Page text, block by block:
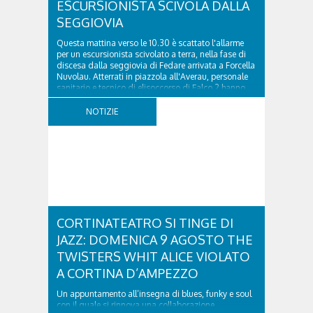
ESCURSIONISTA SCIVOLA DALLA
SEGGIOVIA
Questa mattina verso le 10.30 è scattato l'allarme
per un escursionista scivolato a terra, nella fase di
discesa dalla seggiovia di Fedare arrivata a Forcella
Nuvolau. Atterrati in piazzola all'Averau, personale
sanitario e tecnico di elisoccorso di Falco 2 hanno
raggiunto il 74enne di Teolo...
NOTIZIE
CORTINATEATRO SI TINGE DI
JAZZ: DOMENICA 9 AGOSTO THE
TWISTERS WHIT ALICE VIOLATO
A CORTINA D’AMPEZZO
Un appuntamento all’insegna di blues, funky e soul
con il quale si rinnova una collaborazione